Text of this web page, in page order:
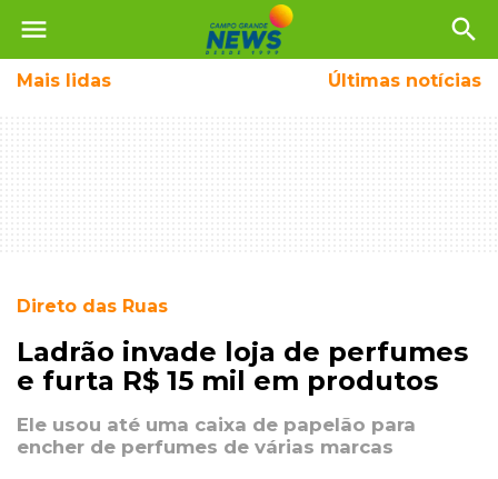
menu search
Mais lidas Últimas notícias
Direto das Ruas
Ladrão invade loja de perfumes
e furta R$ 15 mil em produtos
Ele usou até uma caixa de papelão para
encher de perfumes de várias marcas